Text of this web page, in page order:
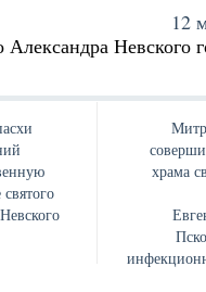
12
Александра Невского
храма